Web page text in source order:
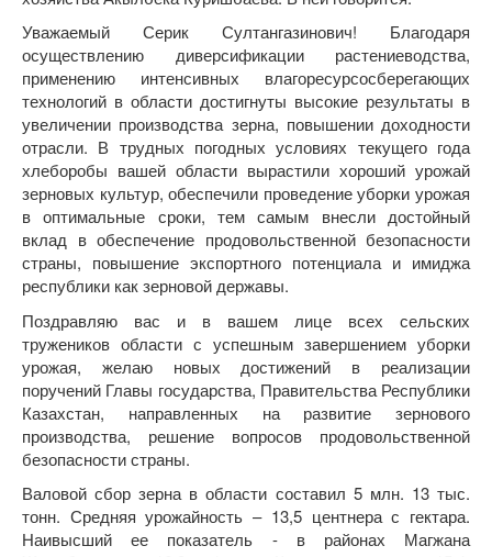
Уважаемый Серик Султангазинович! Благодаря
осуществлению диверсификации растениеводства,
применению интенсивных влагоресурсосберегающих
технологий в области достигнуты высокие результаты в
увеличении производства зерна, повышении доходности
отрасли. В трудных погодных условиях текущего года
хлеборобы вашей области вырастили хороший урожай
зерновых культур, обеспечили проведение уборки урожая
в оптимальные сроки, тем самым внесли достойный
вклад в обеспечение продовольственной безопасности
страны, повышение экспортного потенциала и имиджа
республики как зерновой державы.
Поздравляю вас и в вашем лице всех сельских
тружеников области с успешным завершением уборки
урожая, желаю новых достижений в реализации
поручений Главы государства, Правительства Республики
Казахстан, направленных на развитие зернового
производства, решение вопросов продовольственной
безопасности страны.
Валовой сбор зерна в области составил 5 млн. 13 тыс.
тонн. Средняя урожайность – 13,5 центнера с гектара.
Наивысший ее показатель - в районах Магжана